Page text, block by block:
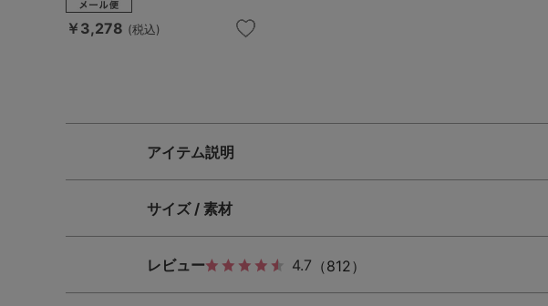
￥3,278 (税込)
アイテム説明
サイズ / 素材
レビュー 4.7 （812）